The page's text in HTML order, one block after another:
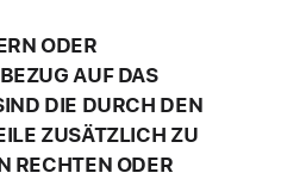
ODER
AUF DAS
DIE DURCH DEN
ZUSÄTZLICH ZU
RECHTEN ODER